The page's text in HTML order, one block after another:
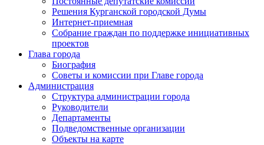
Решения Курганской городской Думы
Интернет-приемная
Собрание граждан по поддержке инициативных
проектов
Глава города
Биография
Советы и комиссии при Главе города
Администрация
Структура администрации города
Руководители
Департаменты
Подведомственные организации
Объекты на карте